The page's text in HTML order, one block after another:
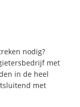
nodig?
met
in de heel
met